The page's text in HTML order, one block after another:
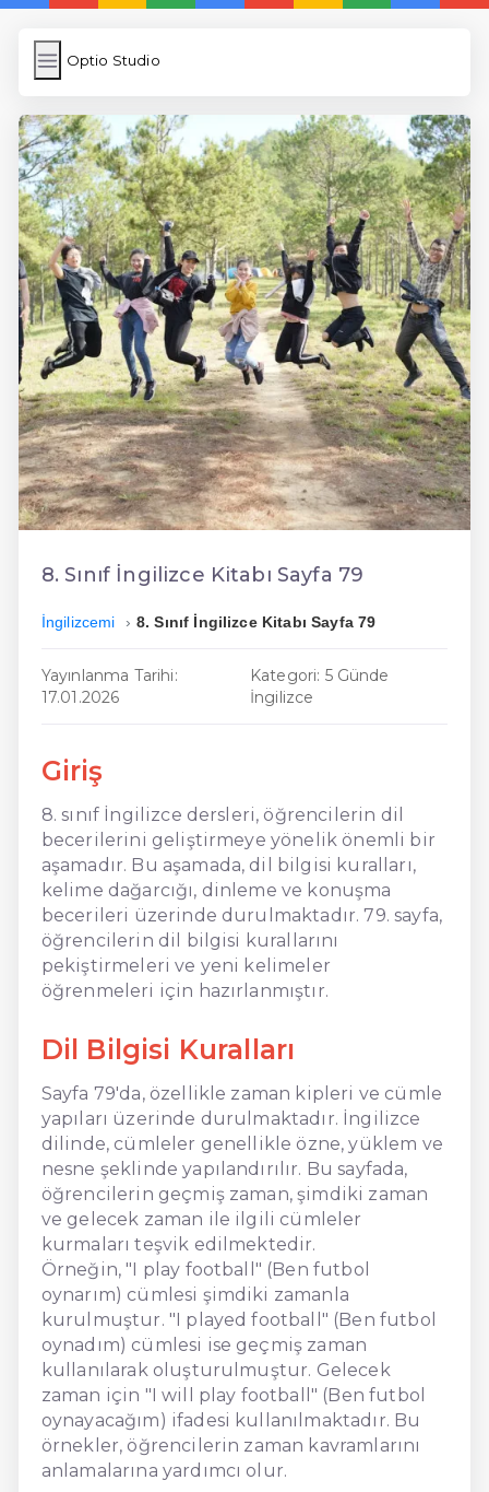
Optio Studio
Optio Studio
Subir Imagen
Wordpress Cache
Anasayfa
5 Günde İngilizce
İngilizce
Dil Eğitimi
En Hızlı İngilizce
En Kolay İngilizce
En Ucuz İngilizce
En Uygun İngilizce
Hızlı İngilizce
8. Sınıf İngilizce Kitabı Sayfa 79
İngilizcemi 8. Sınıf İngilizce Kitabı Sayfa 79
Yayınlanma Tarihi:
17.01.2026
Kategori: 5 Günde
İngilizce
Giriş
8. sınıf İngilizce dersleri, öğrencilerin dil
becerilerini geliştirmeye yönelik önemli bir
aşamadır. Bu aşamada, dil bilgisi kuralları,
kelime dağarcığı, dinleme ve konuşma
becerileri üzerinde durulmaktadır. 79. sayfa,
öğrencilerin dil bilgisi kurallarını
pekiştirmeleri ve yeni kelimeler
öğrenmeleri için hazırlanmıştır.
Dil Bilgisi Kuralları
Sayfa 79'da, özellikle zaman kipleri ve cümle
yapıları üzerinde durulmaktadır. İngilizce
dilinde, cümleler genellikle özne, yüklem ve
nesne şeklinde yapılandırılır. Bu sayfada,
öğrencilerin geçmiş zaman, şimdiki zaman
ve gelecek zaman ile ilgili cümleler
kurmaları teşvik edilmektedir.
Örneğin, "I play football" (Ben futbol
oynarım) cümlesi şimdiki zamanla
kurulmuştur. "I played football" (Ben futbol
oynadım) cümlesi ise geçmiş zaman
kullanılarak oluşturulmuştur. Gelecek
zaman için "I will play football" (Ben futbol
oynayacağım) ifadesi kullanılmaktadır. Bu
örnekler, öğrencilerin zaman kavramlarını
anlamalarına yardımcı olur.